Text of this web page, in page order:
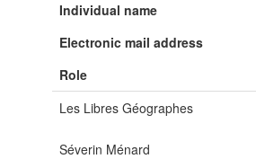
Individual name
Electronic mail address
Role
Les Libres Géographes
Séverin Ménard